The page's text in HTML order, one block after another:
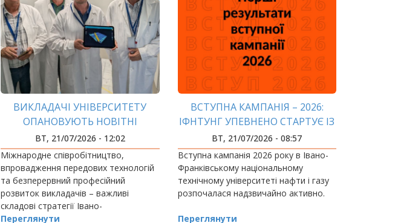
ВИКЛАДАЧІ УНІВЕРСИТЕТУ
ОПАНОВУЮТЬ НОВІТНІ
ТЕХНОЛОГІЇ
ВТ, 21/07/2026 - 12:02
Міжнародне співробітництво,
впровадження передових технологій
та безперервний професійний
розвиток викладачів – важливі
складові стратегії Івано-
Франківського національного
Переглянути
ВСТУПНА КАМПАНІЯ – 2026:
ІФНТУНГ УПЕВНЕНО СТАРТУЄ ІЗ
БЛИСКУЧИМИ РЕЗУЛЬТАТАМИ!
ВТ, 21/07/2026 - 08:57
Вступна кампанія 2026 року в Івано-
Франківському національному
технічному університеті нафти і газу
розпочалася надзвичайно активно.
Переглянути